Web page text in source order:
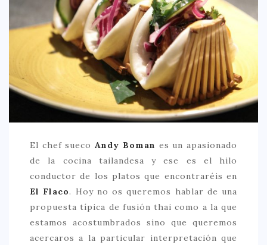
CREATIVA
DULCE
FUSIÓN
ITALIANA
LATINA
TAPAS
TRADICIONAL
PRECIO
< 25 €
El chef suecoAndy Boman es un apasionado
de la cocina tailandesa y ese es el hilo
conductor de los platos que encontraréis en
El Flaco. Hoy no os queremos hablar de una
propuesta típica de fusión thai como a la que
estamos acostumbrados sino que queremos
acercaros a la particular interpretación que